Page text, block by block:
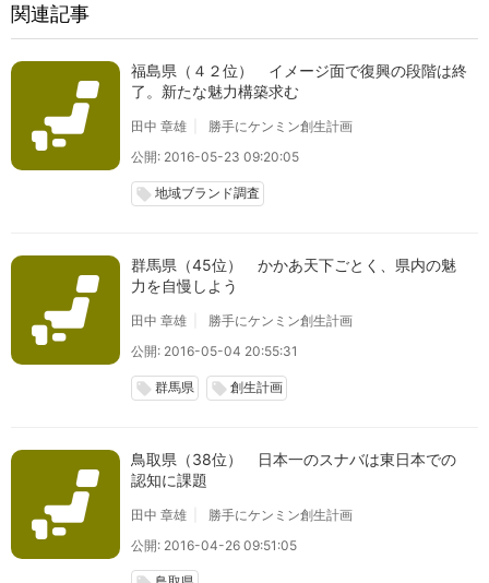
関連記事
福島県（４２位） イメージ面で復興の段階は終
了。新たな魅力構築求む
田中 章雄
勝手にケンミン創生計画
公開: 2016-05-23 09:20:05
local_offer 地域ブランド調査
群馬県（45位） かかあ天下ごとく、県内の魅
力を自慢しよう
田中 章雄
勝手にケンミン創生計画
公開: 2016-05-04 20:55:31
local_offer 群馬県 local_offer 創生計画
鳥取県（38位） 日本一のスナバは東日本での
認知に課題
田中 章雄
勝手にケンミン創生計画
公開: 2016-04-26 09:51:05